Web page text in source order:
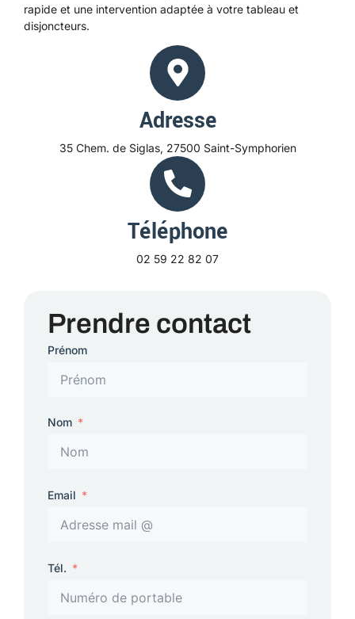
rapide et une intervention adaptée à votre tableau et
disjoncteurs.
Adresse
35 Chem. de Siglas, 27500 Saint-Symphorien
Téléphone
02 59 22 82 07
Prendre contact
Prénom
Nom
Email
Tél.